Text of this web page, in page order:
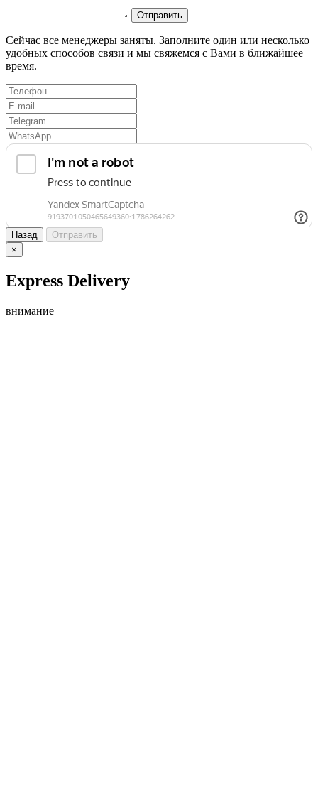
Отправить
Сейчас все менеджеры заняты. Заполните один или несколько
удобных способов связи и мы свяжемся с Вами в ближайшее
время.
Назад
Отправить
×
Express Delivery
внимание